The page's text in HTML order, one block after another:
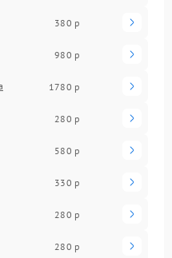
380 р
980 р
1780 р
280 р
580 р
330 р
280 р
280 р